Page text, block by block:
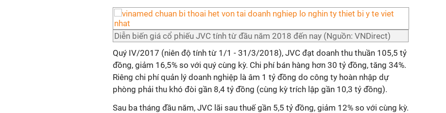
Diễn biến giá cổ phiếu JVC tính từ đầu năm 2018 đến nay (Nguồn: VNDirect)
Quý IV/2017 (niên độ tính từ 1/1 - 31/3/2018), JVC đạt doanh thu thuần 105,5 tỷ
đồng, giảm 16,5% so với quý cùng kỳ. Chi phí bán hàng hơn 30 tỷ đồng, tăng 34%.
Riêng chi phí quản lý doanh nghiệp là âm 1 tỷ đồng do công ty hoàn nhập dự
phòng phải thu khó đòi gần 8,4 tỷ đồng (cùng kỳ trích lập gần 10,3 tỷ đồng).
Sau ba tháng đầu năm, JVC lãi sau thuế gần 5,5 tỷ đồng, giảm 12% so với cùng kỳ.